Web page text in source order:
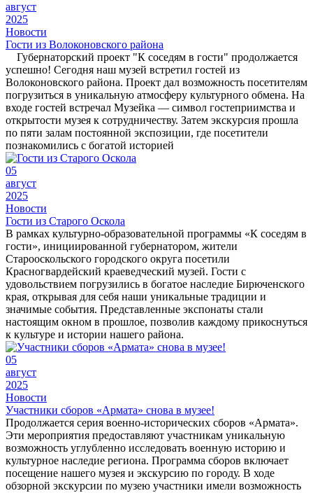
август
2025
Новости
Гости из Волоконовского района
Губернаторский проект "К соседям в гости" продолжается
успешно! Сегодня наш музей встретил гостей из
Волоконовского района. Проект дал возможность посетителям
погрузиться в уникальную атмосферу культурного обмена. На
входе гостей встречал Музейка — символ гостеприимства и
открытости музея к сотрудничеству. Затем экскурсия прошла
по пяти залам постоянной экспозиции, где посетители
познакомились с богатой историей
05
август
2025
Новости
Гости из Старого Оскола
В рамках культурно-образовательной программы «К соседям в
гости», инициированной губернатором, жители
Старооскольского городского округа посетили
Красногвардейский краеведческий музей. Гости с
удовольствием погрузились в богатое наследие Бирюченского
края, открывая для себя наши уникальные традиции и
значимые события. Представленные экспонаты стали
настоящим окном в прошлое, позволив каждому прикоснуться
к культуре и истории нашего района.
05
август
2025
Новости
Участники сборов «Армата» снова в музее!
Продолжается серия военно-исторических сборов «Армата».
Эти мероприятия предоставляют участникам уникальную
возможность углубленно исследовать военную историю и
культурное наследие региона. Программа сборов включает
посещение нашего музея и экскурсию по городу. В ходе
обзорной экскурсии по музею участники имели возможность